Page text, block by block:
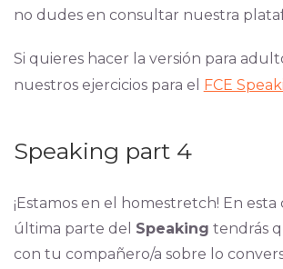
no dudes en consultar nuestra
Si quieres hacer la versión para
nuestros ejercicios para el FCE
Speaking part 4
¡Estamos en el homestretch! En esta
última parte del Speaking tendrás
con tu compañero/a sobre lo